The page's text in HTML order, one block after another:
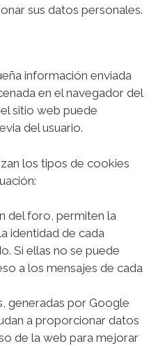
sus datos personales.
información enviada
en el navegador del
sitio web puede
del usuario.
los tipos de cookies
del foro, permiten la
identidad de cada
Si ellas no se puede
a los mensajes de cada
generadas por Google
a proporcionar datos
de la web para mejorar